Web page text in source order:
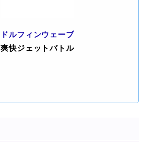
ドルフィンウェーブ
爽快ジェットバトル